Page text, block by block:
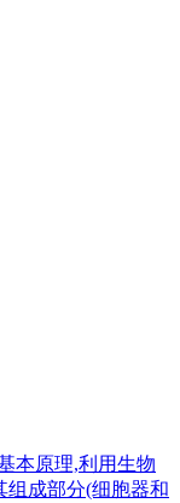
本原理,利用生物
组成部分(细胞器和